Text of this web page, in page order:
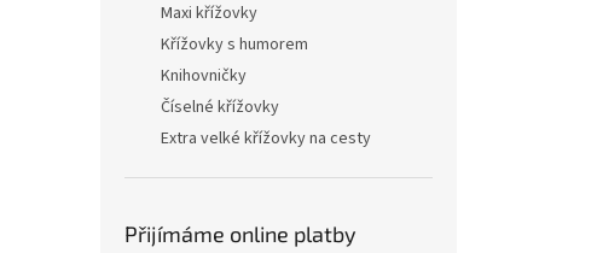
Maxi křížovky
Křížovky s humorem
Knihovničky
Číselné křížovky
Extra velké křížovky na cesty
Přijímáme online platby